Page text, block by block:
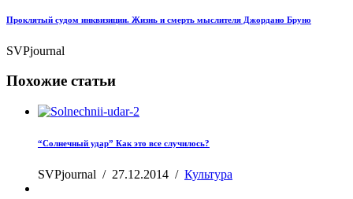
Проклятый судом инквизиции. Жизнь и смерть мыслителя Джордано Бруно
SVPjournal
Похожие статьи
“Солнечный удар” Как это все случилось?
SVPjournal / 27.12.2014 / Культура